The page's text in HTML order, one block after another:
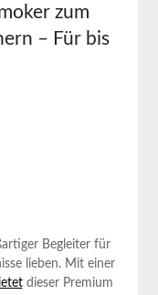
zum
– Für bis
‍Begleiter für
lieben. Mit einer
dieser Premium